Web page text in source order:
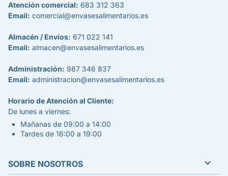
Atención comercial: 683 312 363
Email: comercial@envasesalimentarios.es
Almacén / Envíos: 671 022 141
Email: almacen@envasesalimentarios.es
Administración: 987 346 837
Email: administracion@envasesalimentarios.es
Horario de Atención al Cliente:
De lunes a viernes:
Mañanas de 09:00 a 14:00
Tardes de 16:00 a 19:00
SOBRE NOSOTROS 